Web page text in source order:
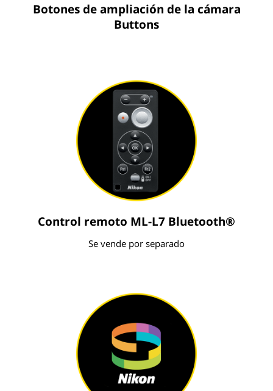
Botones de ampliación de la cámara
Buttons
Control remoto ML-L7 Bluetooth®
Se vende por separado